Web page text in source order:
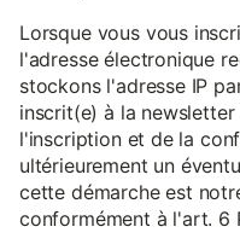
Lorsque vous vous
l'adresse électronique
stockons l'adresse IP
inscrit(e) à la
l'inscription et de la
ultérieurement un
cette démarche est
conformément à l'art. 6